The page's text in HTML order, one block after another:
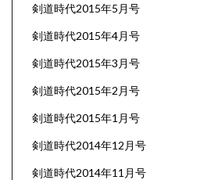
剣道時代2015年5月号
剣道時代2015年4月号
剣道時代2015年3月号
剣道時代2015年2月号
剣道時代2015年1月号
剣道時代2014年12月号
剣道時代2014年11月号